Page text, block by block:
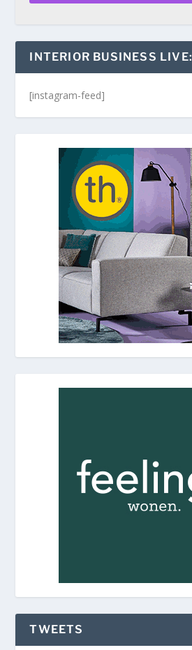
INTERIOR BUSINESS LIVE:
[instagram-feed]
TWEETS